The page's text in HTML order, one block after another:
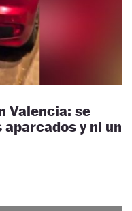
Valencia: se
y ni un